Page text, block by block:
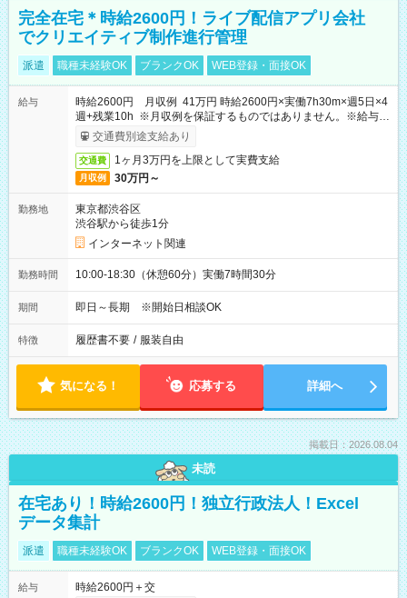
完全在宅＊時給2600円！ライブ配信アプリ会社
でクリエイティブ制作進行管理
派遣 職種未経験OK ブランクOK WEB登録・面接OK
給与
時給2600円 月収例 41万円 時給2600円×実働7h30m×週5日×4
週+残業10h ※月収例を保証するものではありません。※給与即
受取りサービス利用可（利用条件有）
交通費別途支給あり
交通費 1ヶ月3万円を上限として実費支給
月収例 30万円～
勤務地
東京都渋谷区
渋谷駅から徒歩1分
インターネット関連
勤務時間 10:00-18:30（休憩60分）実働7時間30分
期間 即日～長期 ※開始日相談OK
特徴 履歴書不要 / 服装自由
気になる！ 応募する 詳細へ
掲載日：2026.08.04
未読
在宅あり！時給2600円！独立行政法人！Excel
データ集計
派遣 職種未経験OK ブランクOK WEB登録・面接OK
給与
時給2600円＋交